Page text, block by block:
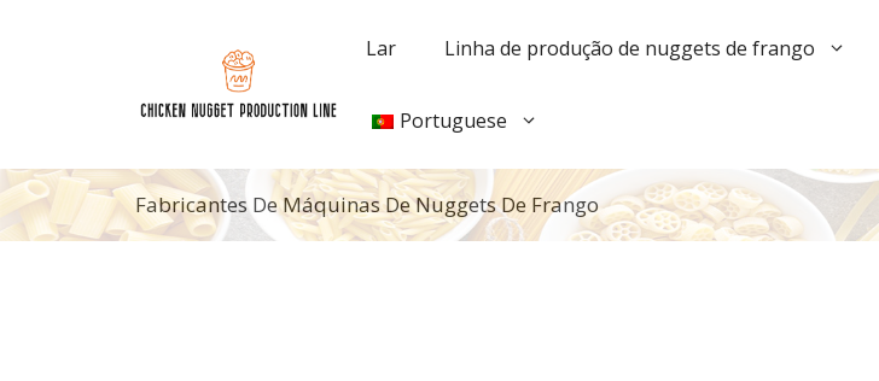
Lar Linha de produção de nuggets de frango
Portuguese
Fabricantes De Máquinas De Nuggets De Frango